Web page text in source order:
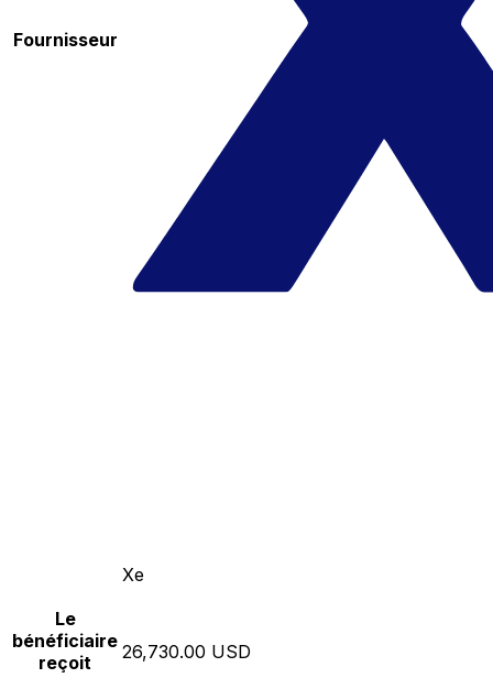
Fournisseur
Xe
Le
bénéficiaire
reçoit
26,730.00 USD